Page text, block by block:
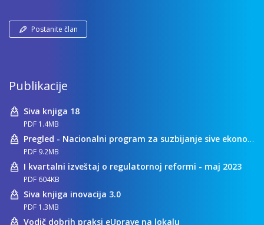
Postanite član
Publikacije
Siva knjiga 18
PDF 1.4MB
Pregled - Nacionalni program za suzbijanje sive ekonomije
PDF 9.2MB
I kvartalni izveštaj o regulatornoj reformi - maj 2023
PDF 604KB
Siva knjiga inovacija 3.0
PDF 1.3MB
Vodič dobrih praksi eUprave na lokalu